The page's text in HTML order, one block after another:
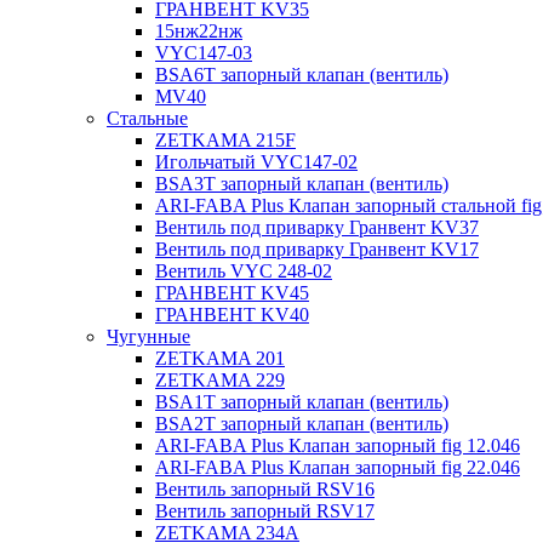
ГРАНВЕНТ KV35
15нж22нж
VYC147-03
BSA6T запорный клапан (вентиль)
MV40
Стальные
ZETKAMA 215F
Игольчатый VYC147-02
BSA3T запорный клапан (вентиль)
ARI-FABA Plus Клапан запорный стальной
Вентиль под приварку Гранвент KV37
Вентиль под приварку Гранвент KV17
Вентиль VYC 248-02
ГРАНВЕНТ KV45
ГРАНВЕНТ KV40
Чугунные
ZETKAMA 201
ZETKAMA 229
BSA1T запорный клапан (вентиль)
BSA2T запорный клапан (вентиль)
ARI-FABA Plus Клапан запорный fig 12.046
ARI-FABA Plus Клапан запорный fig 22.046
Вентиль запорный RSV16
Вентиль запорный RSV17
ZETKAMA 234A